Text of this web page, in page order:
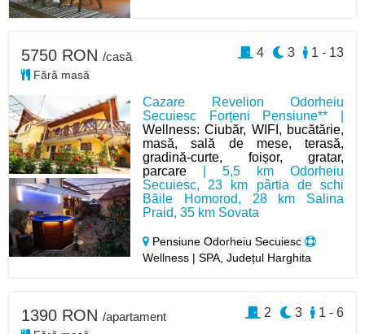
Cazare Revelion Odorheiu
Secuiesc Forțeni Pensiune** |
Wellness: Ciubăr, WIFI, bucătărie,
masă, sală de mese, terasă,
gradină-curte, foișor, gratar,
parcare | 5,5 km Odorheiu
Secuiesc, 23 km pârtia de schi
Băile Homorod, 28 km Salina
Praid, 35 km Sovata
Pensiune Odorheiu Secuiesc
Wellness | SPA, Județul Harghita
5750 RON /casă
Fără masă
1 - 13
3
4
1390 RON /apartament 1 - 6
3
2